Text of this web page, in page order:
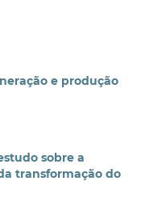
e produção
sobre a
transformação do